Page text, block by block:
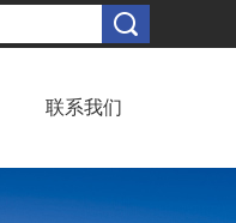
联系我们